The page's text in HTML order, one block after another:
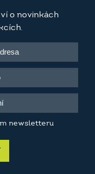
o novinkách
newsletteru